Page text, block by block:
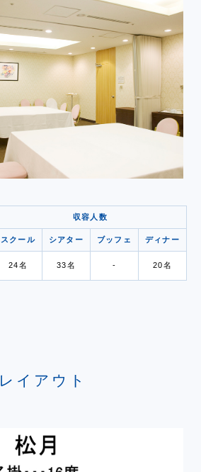
収容人数
スクール シアター ブッフェ ディナー
24名 33名 - 20名
レイアウト